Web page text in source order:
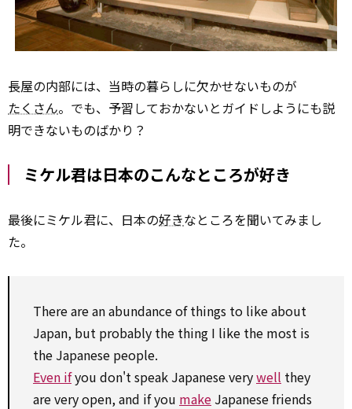
長屋の内部には、当時の暮らしに欠かせないものが
たくさん。でも、予習しておかないとガイドしようにも説
明できないものばかり？
ミケル君は日本のこんなところが好き
最後にミケル君に、日本の好きなところを聞いてみまし
た。
There are anabundanceof things to like about
Japan, but probably the thing I like the most is
the Japanese people.
Even ifyou don't speak Japanese verywell they
are very open, and if you make Japanese friends